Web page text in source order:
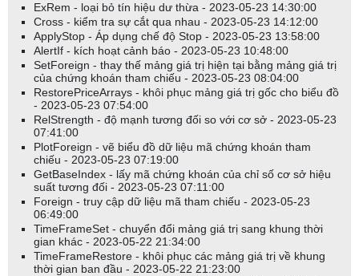
ExRem - loại bỏ tín hiệu dư thừa - 2023-05-23 14:30:00
Cross - kiểm tra sự cắt qua nhau - 2023-05-23 14:12:00
ApplyStop - Áp dụng chế độ Stop - 2023-05-23 13:58:00
AlertIf - kích hoạt cảnh báo - 2023-05-23 10:48:00
SetForeign - thay thế mảng giá trị hiện tại bằng mảng giá trị
của chứng khoán tham chiếu - 2023-05-23 08:04:00
RestorePriceArrays - khôi phục mảng giá trị gốc cho biểu đồ
- 2023-05-23 07:54:00
RelStrength - độ mạnh tương đối so với cơ sở - 2023-05-23
07:41:00
PlotForeign - vẽ biểu đồ dữ liệu mã chứng khoán tham
chiếu - 2023-05-23 07:19:00
GetBaseIndex - lấy mã chứng khoán của chỉ số cơ sở hiệu
suất tương đối - 2023-05-23 07:11:00
Foreign - truy cập dữ liệu mã tham chiếu - 2023-05-23
06:49:00
TimeFrameSet - chuyển đổi mảng giá trị sang khung thời
gian khác - 2023-05-22 21:34:00
TimeFrameRestore - khôi phục các mảng giá trị về khung
thời gian ban đầu - 2023-05-22 21:23:00